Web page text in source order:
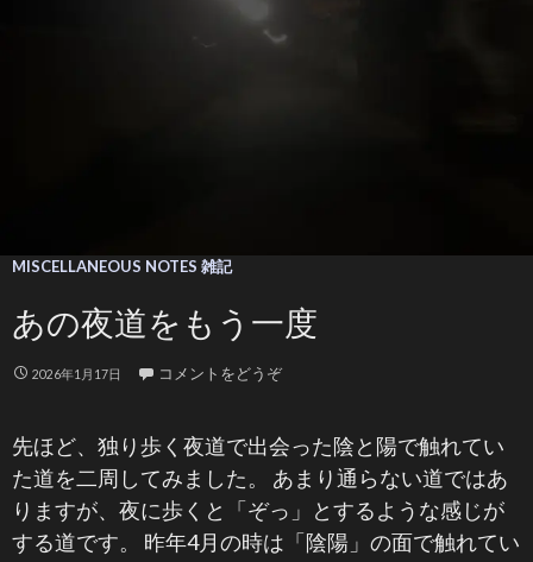
MISCELLANEOUS NOTES 雑記
あの夜道をもう一度
2026年1月17日 コメントをどうぞ
先ほど、独り歩く夜道で出会った陰と陽で触れてい
た道を二周してみました。 あまり通らない道ではあ
りますが、夜に歩くと「ぞっ」とするような感じが
する道です。 昨年4月の時は「陰陽」の面で触れてい